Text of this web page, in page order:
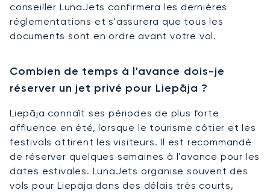
conseiller LunaJets confirmera les dernières
réglementations et s'assurera que tous les
documents sont en ordre avant votre vol.
Combien de temps à l'avance dois-je
réserver un jet privé pour Liepāja ?
Liepāja connaît ses périodes de plus forte
affluence en été, lorsque le tourisme côtier et les
festivals attirent les visiteurs. Il est recommandé
de réserver quelques semaines à l'avance pour les
dates estivales. LunaJets organise souvent des
vols pour Liepāja dans des délais très courts,